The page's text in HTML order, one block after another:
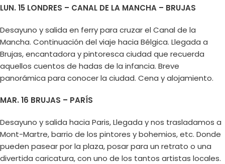
LUN. 15 LONDRES – CANAL DE LA MANCHA – BRUJAS
Desayuno y salida en ferry para cruzar el Canal de la
Mancha. Continuación del viaje hacia Bélgica. Llegada a
Brujas, encantadora y pintoresca ciudad que recuerda
aquellos cuentos de hadas de la infancia. Breve
panorámica para conocer la ciudad. Cena y alojamiento.
MAR. 16 BRUJAS – PARÍS
Desayuno y salida hacia Paris, Llegada y nos trasladamos a
Mont-Martre, barrio de los pintores y bohemios, etc. Donde
pueden pasear por la plaza, posar para un retrato o una
divertida caricatura, con uno de los tantos artistas locales.